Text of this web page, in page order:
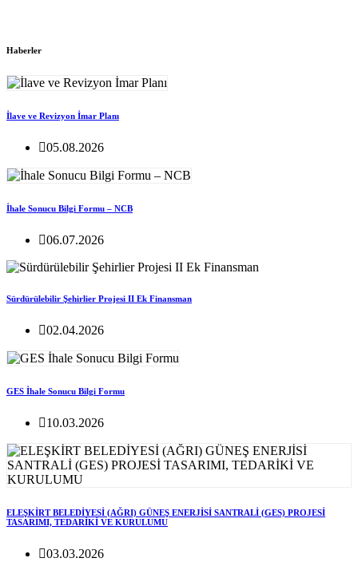
Haberler
İlave ve Revizyon İmar Planı
05.08.2026
İhale Sonucu Bilgi Formu – NCB
06.07.2026
Sürdürülebilir Şehirlier Projesi II Ek Finansman
02.04.2026
GES İhale Sonucu Bilgi Formu
10.03.2026
ELEŞKİRT BELEDİYESİ (AĞRI) GÜNEŞ ENERJİSİ SANTRALİ (GES) PROJESİ
TASARIMI, TEDARİKİ VE KURULUMU
03.03.2026